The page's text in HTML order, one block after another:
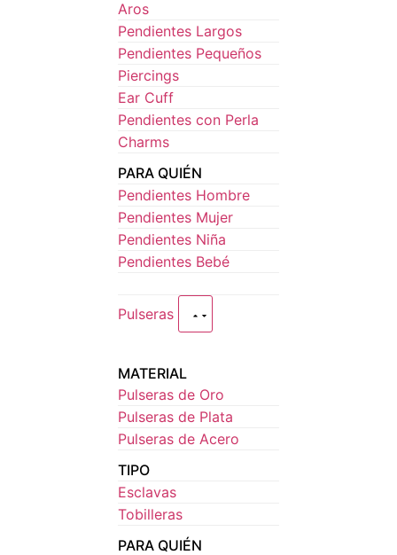
Aros
Pendientes Largos
Pendientes Pequeños
Piercings
Ear Cuff
Pendientes con Perla
Charms
PARA QUIÉN
Pendientes Hombre
Pendientes Mujer
Pendientes Niña
Pendientes Bebé
Pulseras
MATERIAL
Pulseras de Oro
Pulseras de Plata
Pulseras de Acero
TIPO
Esclavas
Tobilleras
PARA QUIÉN